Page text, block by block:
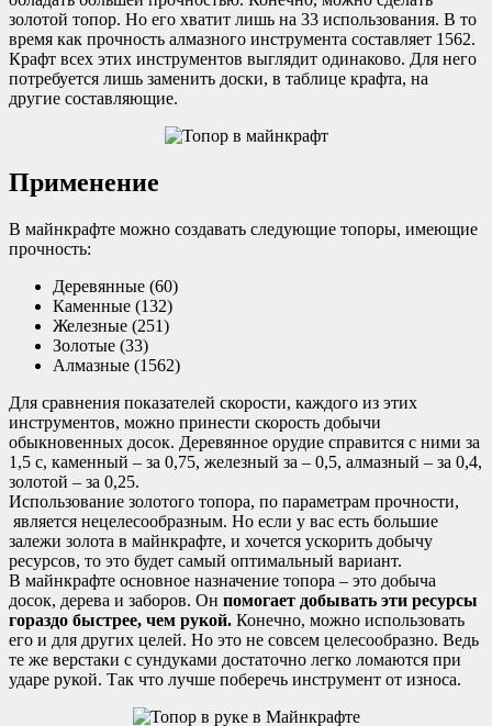
золотой топор. Но его хватит лишь на 33 использования. В то
время как прочность алмазного инструмента составляет 1562.
Крафт всех этих инструментов выглядит одинаково. Для него
потребуется лишь заменить доски, в таблице крафта, на
другие составляющие.
Применение
В майнкрафте можно создавать следующие топоры, имеющие
прочность:
Деревянные (60)
Каменные (132)
Железные (251)
Золотые (33)
Алмазные (1562)
Для сравнения показателей скорости, каждого из этих
инструментов, можно принести скорость добычи
обыкновенных досок. Деревянное орудие справится с ними за
1,5 с, каменный – за 0,75, железный за – 0,5, алмазный – за 0,4,
золотой – за 0,25.
Использование золотого топора, по параметрам прочности,
является нецелесообразным. Но если у вас есть большие
залежи золота в майнкрафте, и хочется ускорить добычу
ресурсов, то это будет самый оптимальный вариант.
В майнкрафте основное назначение топора – это добыча
досок, дерева и заборов. Он помогает добывать эти ресурсы
гораздо быстрее, чем рукой. Конечно, можно использовать
его и для других целей. Но это не совсем целесообразно. Ведь
те же верстаки с сундуками достаточно легко ломаются при
ударе рукой. Так что лучше поберечь инструмент от износа.